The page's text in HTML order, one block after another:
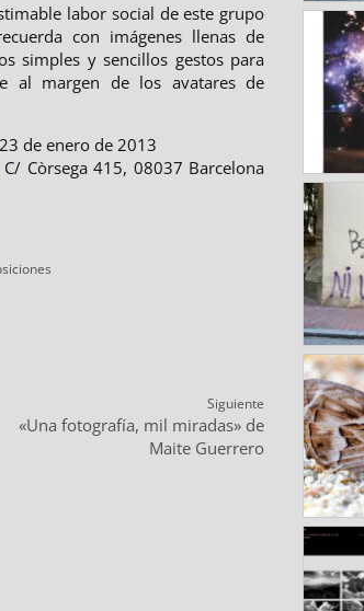
labor social de este grupo
con imágenes llenas de
simples y sencillos gestos para
al margen de los avatares de
de enero de 2013
C/ Còrsega 415, 08037 Barcelona
Siguiente
«Una fotografía, mil miradas» de
Maite Guerrero